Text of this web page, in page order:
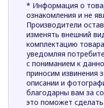
* Информация о
ознакомления и не
Производители
изменять внешний
комплектацию
уведомляя
с пониманием к
приносим извинения
описании и
благодарны вам за
это поможет